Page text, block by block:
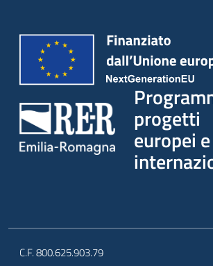
progetti
europei e
C.F. 800.625.903.79